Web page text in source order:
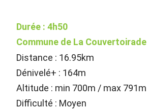
Durée : 4h50
Commune de La Couvertoirade
Distance : 16.95km
Dénivelé+ : 164m
Altitude : min 700m / max 791m
Difficulté : Moyen